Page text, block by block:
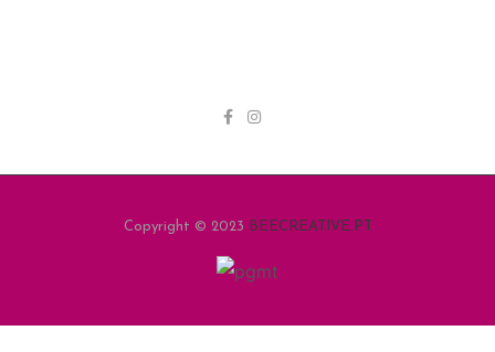
Copyright © 2023 BEECREATIVE.PT